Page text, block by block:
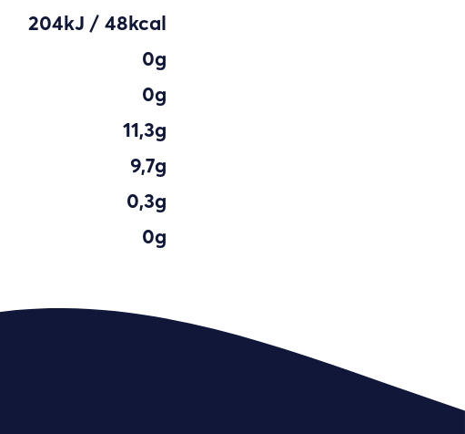
204kJ / 48kcal
0g
0g
11,3g
9,7g
0,3g
0g